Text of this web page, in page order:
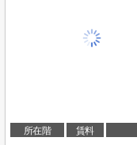
所在階 賃料